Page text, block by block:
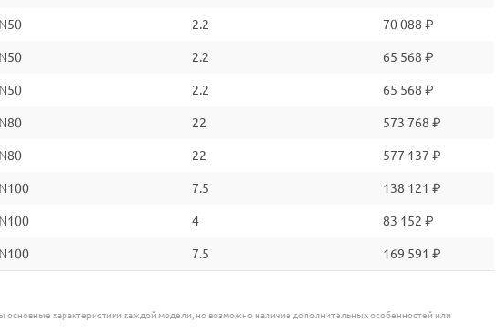
2.2 70 088 ₽
2.2 65 568 ₽
2.2 65 568 ₽
22 573 768 ₽
22 577 137 ₽
7.5 138 121 ₽
4 83 152 ₽
7.5 169 591 ₽
характеристики каждой модели, но возможно наличие дополнительных особенностей или